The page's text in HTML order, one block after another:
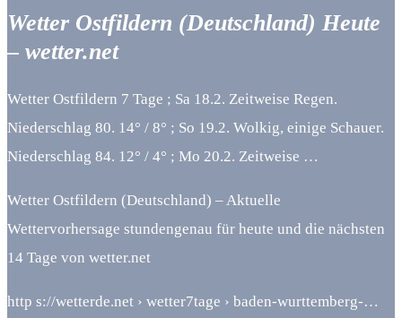
Wetter Ostfildern (Deutschland) Heute
– wetter.net
Wetter Ostfildern 7 Tage ; Sa 18.2. Zeitweise Regen.
Niederschlag 80. 14° / 8° ; So 19.2. Wolkig, einige Schauer.
Niederschlag 84. 12° / 4° ; Mo 20.2. Zeitweise …
Wetter Ostfildern (Deutschland) – Aktuelle
Wettervorhersage stundengenau für heute und die nächsten
14 Tage von wetter.net
http s://wetterde.net › wetter7tage › baden-wurttemberg-…